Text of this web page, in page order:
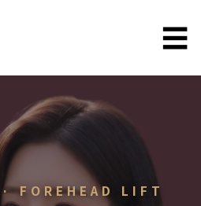
☰
FOREHEAD LIFT